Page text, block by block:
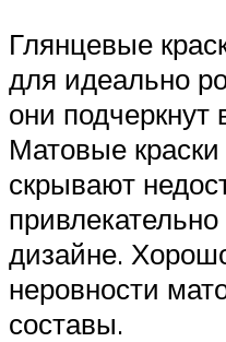
Глянцевые
для идеально
они подчеркнут
Матовые
скрывают
дизайне.
неровности
составы.